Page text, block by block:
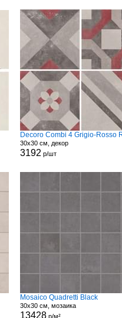
Decoro Combi 4 Grigio-Rosso
30x30 см, декор
3192 р/шт
Mosaico Quadretti Black
30x30 см, мозаика
13428р/м²